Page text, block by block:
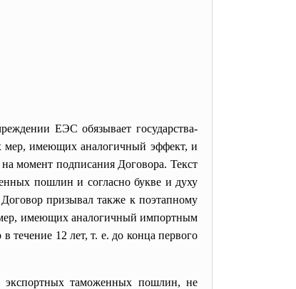
ЕЭС обязывает государства-
мер, имеющих аналогичный эффект, и
момент подписания Договора. Текст
пошлин и согласно букве и духу
призывал также к поэтапному
имеющих аналогичный импортным
12 лет, т. е. до конца первого
таможенных пошлин, не